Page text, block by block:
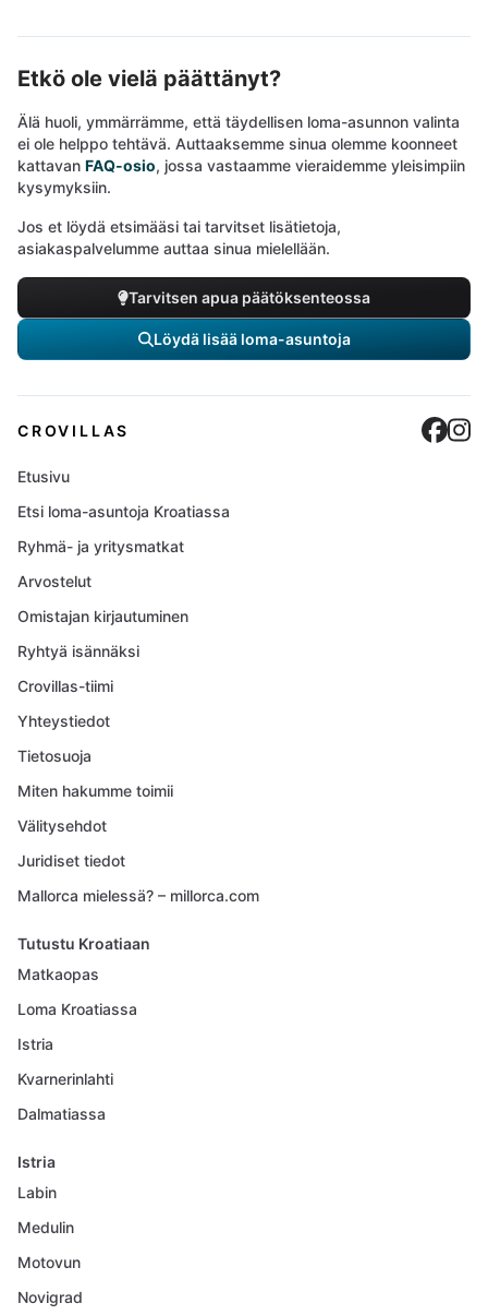
Etkö ole vielä päättänyt?
Älä huoli, ymmärrämme, että täydellisen loma-asunnon valinta
ei ole helppo tehtävä. Auttaaksemme sinua olemme koonneet
kattavan FAQ-osio, jossa vastaamme vieraidemme yleisimpiin
kysymyksiin.
Jos et löydä etsimääsi tai tarvitset lisätietoja,
asiakaspalvelumme auttaa sinua mielellään.
Tarvitsen apua päätöksenteossa
Löydä lisää loma-asuntoja
CROVILLAS
Etusivu
Etsi loma-asuntoja Kroatiassa
Ryhmä- ja yritysmatkat
Arvostelut
Omistajan kirjautuminen
Ryhtyä isännäksi
Crovillas-tiimi
Yhteystiedot
Tietosuoja
Miten hakumme toimii
Välitysehdot
Juridiset tiedot
Mallorca mielessä? – millorca.com
Tutustu Kroatiaan
Matkaopas
Loma Kroatiassa
Istria
Kvarnerinlahti
Dalmatiassa
Istria
Labin
Medulin
Motovun
Novigrad